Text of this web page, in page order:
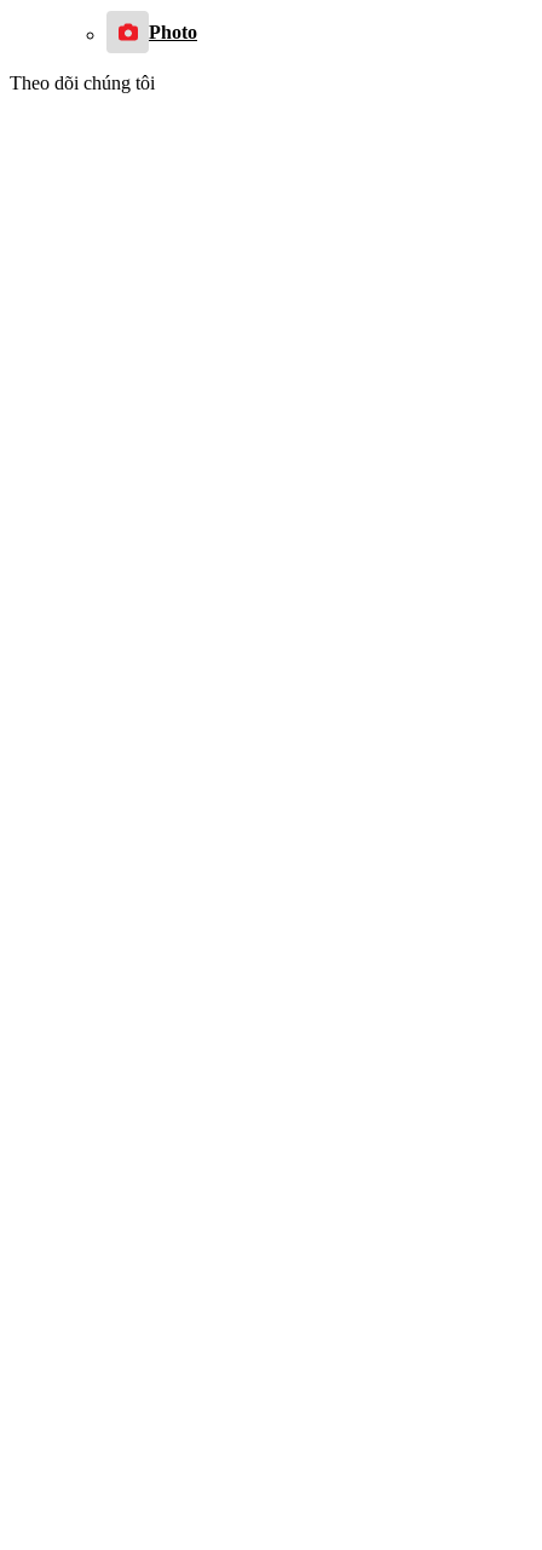
Photo
Theo dõi chúng tôi